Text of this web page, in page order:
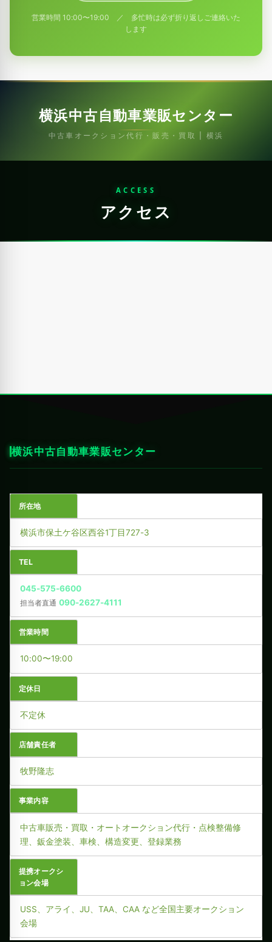
営業時間 10:00〜19:00 ／ 多忙時は必ず折り返しご連絡いた
します
横浜中古自動車業販センター
中古車オークション代行・販売・買取 | 横浜
ACCESS
アクセス
横浜中古自動車業販センター
所在地
横浜市保土ケ谷区西谷1丁目727-3
TEL
045-575-6600
担当者直通 090-2627-4111
営業時間
10:00〜19:00
定休日
不定休
店舗責任者
牧野隆志
事業内容
中古車販売・買取・オートオークション代行・点検整備修
理、鈑金塗装、車検、構造変更、登録業務
提携オークシ
ョン会場
USS、アライ、JU、TAA、CAA など全国主要オークション
会場